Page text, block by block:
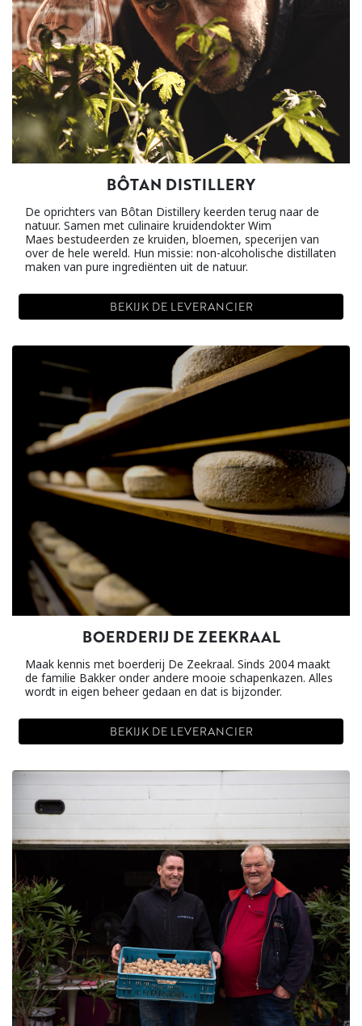
BÔTAN DISTILLERY
De oprichters van Bôtan Distillery keerden terug naar de
natuur. Samen met culinaire kruidendokter Wim
Maes bestudeerden ze kruiden, bloemen, specerijen van
over de hele wereld. Hun missie: non-alcoholische distillaten
maken van pure ingrediënten uit de natuur.
BEKIJK DE LEVERANCIER
BOERDERIJ DE ZEEKRAAL
Maak kennis met boerderij De Zeekraal. Sinds 2004 maakt
de familie Bakker onder andere mooie schapenkazen. Alles
wordt in eigen beheer gedaan en dat is bijzonder.
BEKIJK DE LEVERANCIER